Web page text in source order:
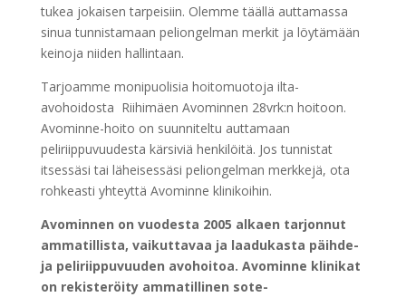
tukea jokaisen tarpeisiin. Olemme täällä auttamassa
sinua tunnistamaan peliongelman merkit ja löytämään
keinoja niiden hallintaan.
Tarjoamme monipuolisia hoitomuotoja ilta-
avohoidosta Riihimäen Avominnen 28vrk:n hoitoon.
Avominne-hoito on suunniteltu auttamaan
peliriippuvuudesta kärsiviä henkilöitä. Jos tunnistat
itsessäsi tai läheisessäsi peliongelman merkkejä, ota
rohkeasti yhteyttä Avominne klinikoihin.
Avominnen on vuodesta 2005 alkaen tarjonnut
ammatillista, vaikuttavaa ja laadukasta päihde-
ja peliriippuvuuden avohoitoa. Avominne klinikat
on rekisteröity ammatillinen sote-